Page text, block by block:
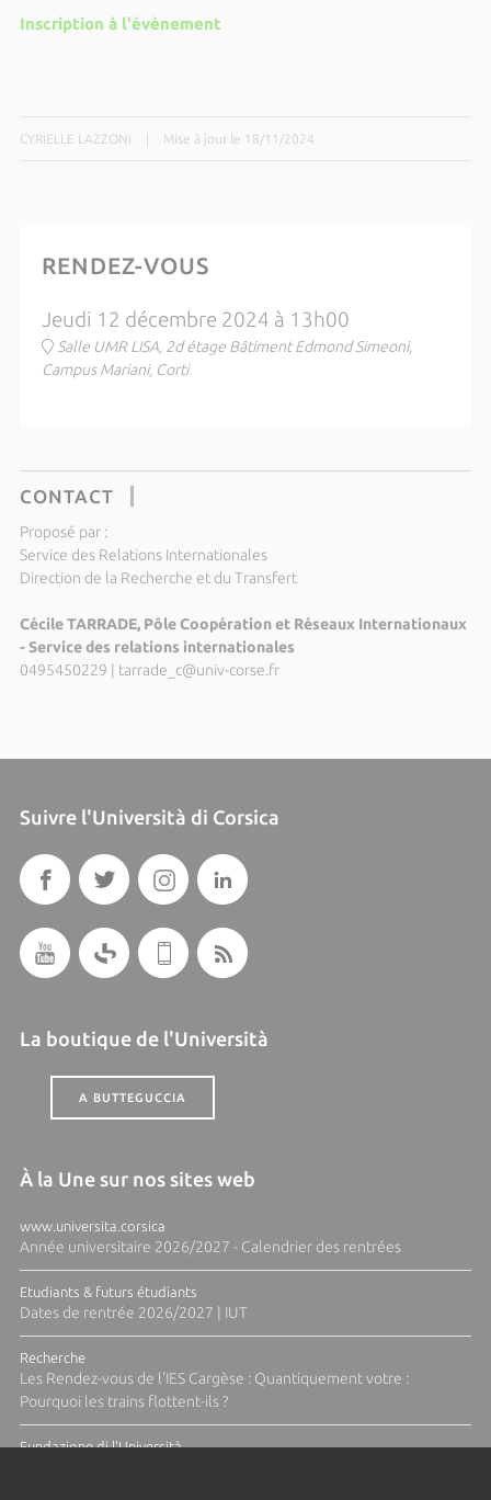
Inscription à l'évènement
CYRIELLE LAZZONI Mise à jour le 18/11/2024
RENDEZ-VOUS
Jeudi 12 décembre 2024 à 13h00
Salle UMR LISA, 2d étage Bâtiment Edmond Simeoni,
Campus Mariani, Corti
CONTACT
Proposé par :
Service des Relations Internationales
Direction de la Recherche et du Transfert
Cécile TARRADE, Pôle Coopération et Réseaux Internationaux
- Service des relations internationales
0495450229
tarrade_c@univ-corse.fr
Suivre l'Università di Corsica
La boutique de l'Università
A BUTTEGUCCIA
À la Une sur nos sites web
www.universita.corsica
Année universitaire 2026/2027 - Calendrier des rentrées
Etudiants & futurs étudiants
Dates de rentrée 2026/2027 | IUT
Recherche
Les Rendez-vous de l'IES Cargèse : Quantiquement votre :
Pourquoi les trains flottent-ils ?
Fundazione di l'Università